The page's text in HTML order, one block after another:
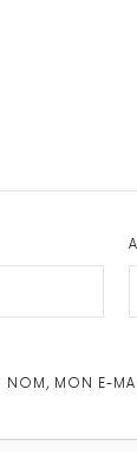
NOM, MON E-